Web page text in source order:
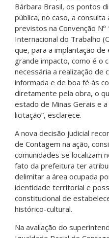
Bárbara Brasil, os pontos
pública, no caso, a
previstos na Convenção
Internacional do Trabalho
que, para a implantação
grande impacto, como é o
necessária a realização de
informada e de boa fé às
diretamente pela obra, o
estado de Minas Gerais e
licitação”, esclarece.
A nova decisão judicial
de Contagem na ação,
comunidades se localizam
fato da prefeitura ter
delimitar a área ocupada
identidade territorial e
constitucional de
histórico-cultural.
Na avaliação do